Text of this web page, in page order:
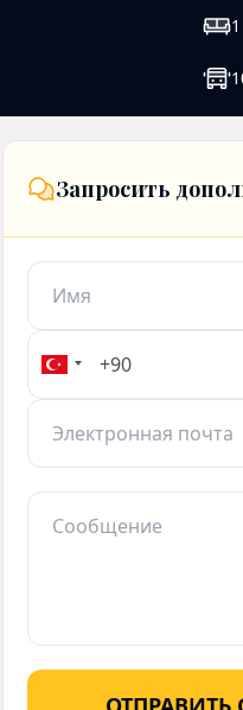
1
Запросить